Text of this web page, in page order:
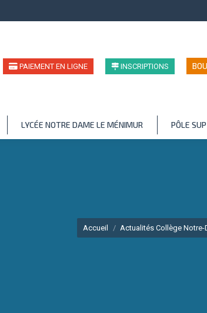
PAIEMENT EN LIGNE INSCRIPTIONS
LYCÉE NOTRE DAME LE MÉNIMUR PÔLE
Vous êtes ici :
Accueil Actualités Collège Notre-